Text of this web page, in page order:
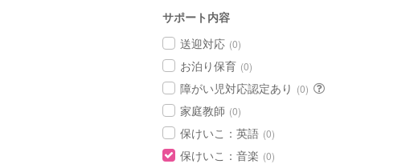
サポート内容
送迎対応 (0)
お泊り保育 (0)
障がい児対応認定あり (0)
家庭教師 (0)
保けいこ：英語 (0)
保けいこ：音楽 (0)